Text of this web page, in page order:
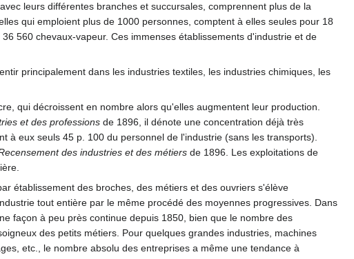
leurs différentes branches et succursales, comprennent plus de la
qui emploient plus de 1000 personnes, comptent à elles seules pour 18
560 chevaux-vapeur. Ces immenses établissements d'industrie et de
principalement dans les industries textiles, les industries chimiques, les
qui décroissent en nombre alors qu'elles augmentent leur production.
et des professions de 1896, il dénote une concentration déjà très
à eux seuls 45 p. 100 du personnel de l'industrie (sans les transports).
des industries et des métiers de 1896. Les exploitations de
établissement des broches, des métiers et des ouvriers s'élève
tout entière par le même procédé des moyennes progressives. Dans
façon à peu près continue depuis 1850, bien que le nombre des
des petits métiers. Pour quelques grandes industries, machines
etc., le nombre absolu des entreprises a même une tendance à